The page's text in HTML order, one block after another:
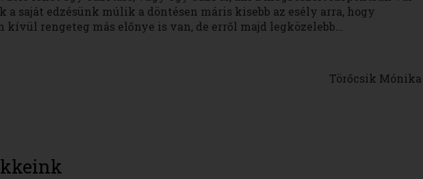
a saját edzésünk múlik a döntésen máris kisebb az esély arra, hogy
rengeteg más előnye is van, de erről majd legközelebb…
Mónika